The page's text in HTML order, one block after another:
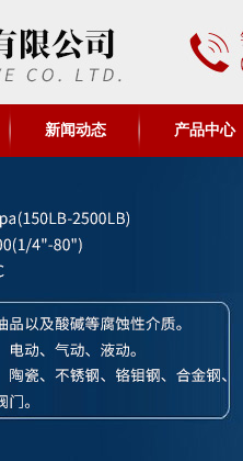
新闻动态 产品中心